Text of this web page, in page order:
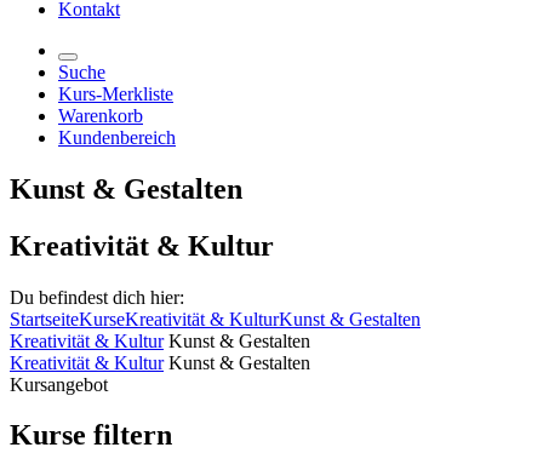
Kontakt
Suche
Kurs-Merkliste
Warenkorb
Kundenbereich
Kunst & Gestalten
Kreativität & Kultur
Du befindest dich hier:
StartseiteKurseKreativität & KulturKunst & Gestalten
Kreativität & Kultur Kunst & Gestalten
Kreativität & Kultur Kunst & Gestalten
Kursangebot
Kurse filtern